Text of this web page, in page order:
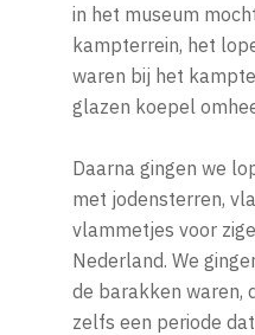
in het museum
kampterrein, het
waren bij het
glazen koepel
Daarna gingen we
met jodensterren,
vlammetjes voor
Nederland. We
de barakken waren,
zelfs een periode